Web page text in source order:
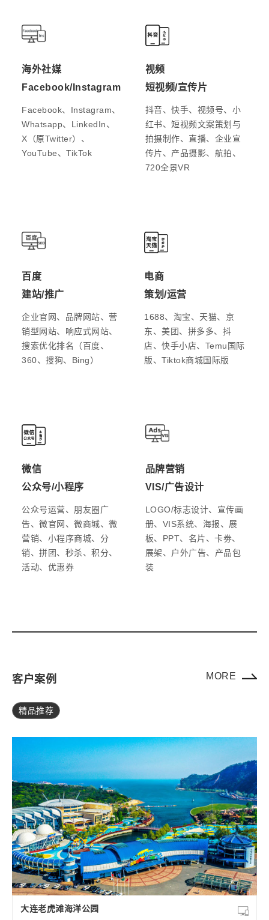
海外社媒
Facebook/Instagram
Facebook、Instagram、
Whatsapp、LinkedIn、
X（原Twitter）、
YouTube、TikTok
视频
短视频/宣传片
抖音、快手、视频号、小
红书、短视频文案策划与
拍摄制作、直播、企业宣
传片、产品摄影、航拍、
720全景VR
百度
建站/推广
企业官网、品牌网站、营
销型网站、响应式网站、
搜索优化排名（百度、
360、搜狗、Bing）
电商
策划/运营
1688、淘宝、天猫、京
东、美团、拼多多、抖
店、快手小店、Temu国际
版、Tiktok商城国际版
微信
公众号/小程序
公众号运营、朋友圈广
告、微官网、微商城、微
营销、小程序商城、分
销、拼团、秒杀、积分、
活动、优惠券
品牌营销
VIS/广告设计
LOGO/标志设计、宣传画
册、VIS系统、海报、展
板、PPT、名片、卡劵、
展架、户外广告、产品包
装
客户案例 MORE
精品推荐
大连老虎滩海洋公园